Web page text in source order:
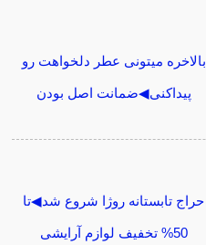
بالاخره میتونی عطر دلخواهت رو
پیداکنی◀ضمانت اصل بودن
حراج تابستانه روژا شروع شد◀تا
50% تخفیف لوازم آرایشی